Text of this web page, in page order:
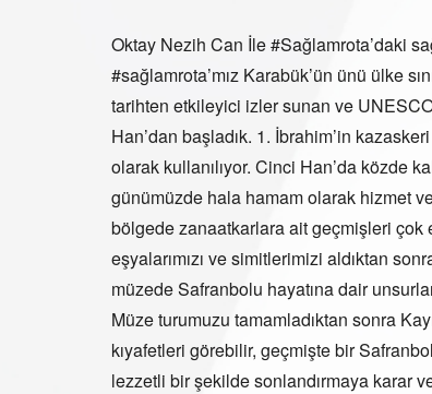
Oktay Nezih Can İle #Sağlamrota’daki
#sağlamrota’mız Karabük’ün ünü ülke
tarihten etkileyici izler sunan ve
Han’dan başladık. 1. İbrahim’in
olarak kullanılıyor. Cinci Han’da közde
günümüzde hala hamam olarak hizmet
bölgede zanaatkarlara ait geçmişleri çok
eşyalarımızı ve simitlerimizi aldıktan
müzede Safranbolu hayatına dair
Müze turumuzu tamamladıktan sonra
kıyafetleri görebilir, geçmişte bir
lezzetli bir şekilde sonlandırmaya karar